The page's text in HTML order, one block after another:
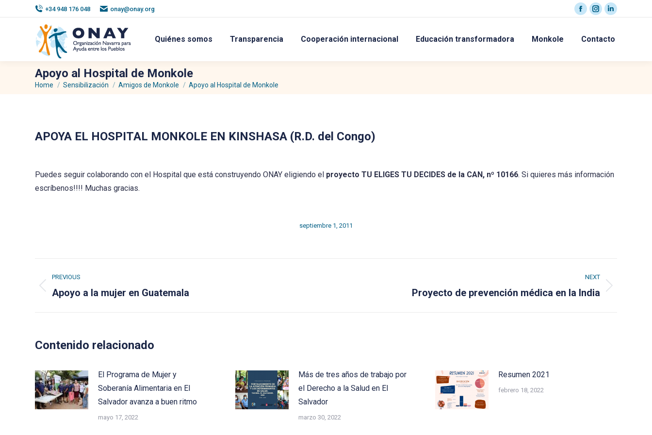
+34 948 176 048 onay@onay.org
Facebook
opens
Instagram
opens
Linkedin
opens
Quiénes somos Transparencia Cooperación internacional Educación transformadora Monkole Contacto
Apoyo al Hospital de Monkole
You are here:
Home Sensibilización Amigos de Monkole Apoyo al Hospital de Monkole
APOYA EL HOSPITAL MONKOLE EN KINSHASA (R.D. del Congo)
Puedes seguir colaborando con el Hospital que está construyendo ONAY eligiendo el proyecto TU ELIGES TU DECIDES de la CAN, nº 10166. Si quieres más información
escríbenos!!!! Muchas gracias.
septiembre 1, 2011
navigation
PREVIOUS
Previous
Apoyo a la mujer en Guatemala
NEXT
Proyecto de prevención médica en la India
Contenido relacionado
El Programa de Mujer y
Soberanía Alimentaria en El
Salvador avanza a buen ritmo
mayo 17, 2022
Más de tres años de trabajo por
el Derecho a la Salud en El
Salvador
marzo 30, 2022
Resumen 2021
febrero 18, 2022